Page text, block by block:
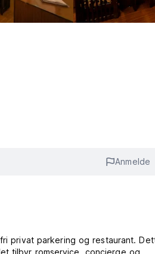
Anmelde
privat parkering og restaurant.
tilbyr romservice, concierge og